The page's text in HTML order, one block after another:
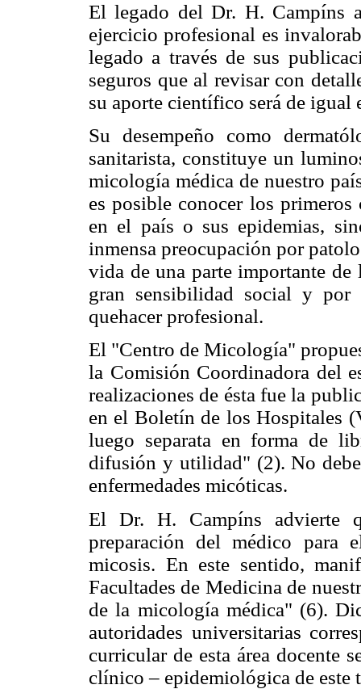
El legado del Dr. H. Campíns
ejercicio profesional es
legado a través de sus
seguros que al revisar con
su aporte científico será de igual
Su desempeño como
sanitarista, constituye un
micología médica de nuestro
es posible conocer los primeros
en el país o sus epidemias,
inmensa preocupación por
vida de una parte importante
gran sensibilidad social y por
quehacer profesional.
El "Centro de Micología"
la Comisión Coordinadora del
realizaciones de ésta fue la
en el Boletín de los Hospitales
luego separata en forma de
difusión y utilidad" (2). No
enfermedades micóticas.
El Dr. H. Campíns advierte
preparación del médico para
micosis. En este sentido,
Facultades de Medicina de
de la micología médica" (6).
autoridades universitarias
curricular de esta área docente
clínico – epidemiológica de este